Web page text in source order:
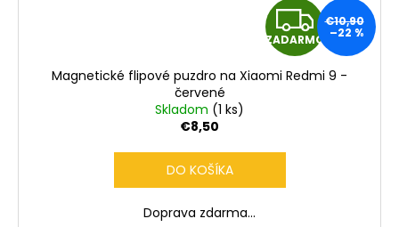
Z
A
ZADARMO
€10,90
–22 %
Magnetické flipové puzdro na Xiaomi Redmi 9 -
červené
Skladom (1 ks)
€8,50
DO KOŠÍKA
Doprava zdarma...